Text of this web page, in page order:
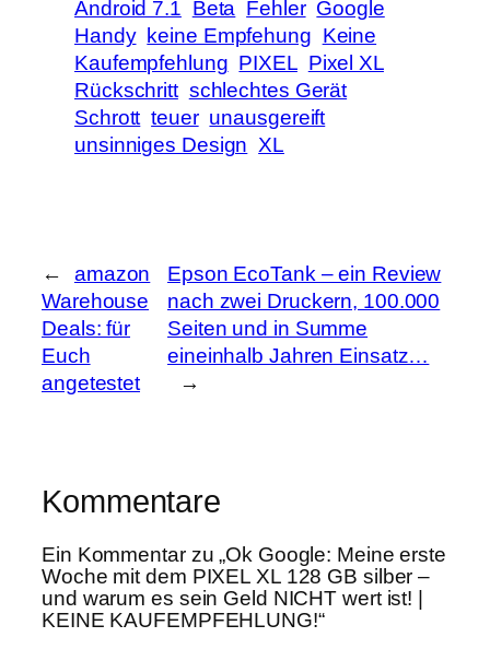
Android 7.1 Beta Fehler Google
Handy keine Empfehung Keine
Kaufempfehlung PIXEL Pixel XL
Rückschritt schlechtes Gerät
Schrott teuer unausgereift
unsinniges Design XL
←
amazon
Warehouse
Deals: für
Euch
angetestet
Epson EcoTank – ein Review
nach zwei Druckern, 100.000
Seiten und in Summe
eineinhalb Jahren Einsatz…
→
Kommentare
Ein Kommentar zu „Ok Google: Meine erste
Woche mit dem PIXEL XL 128 GB silber –
und warum es sein Geld NICHT wert ist! |
KEINE KAUFEMPFEHLUNG!“